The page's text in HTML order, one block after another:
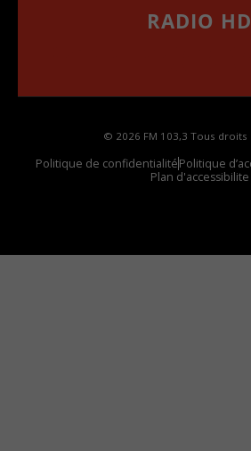
RADIO HD
© 2026 FM 103,3 Tous droits
Politique de confidentialitéPolitique
Plan d'accessibilite